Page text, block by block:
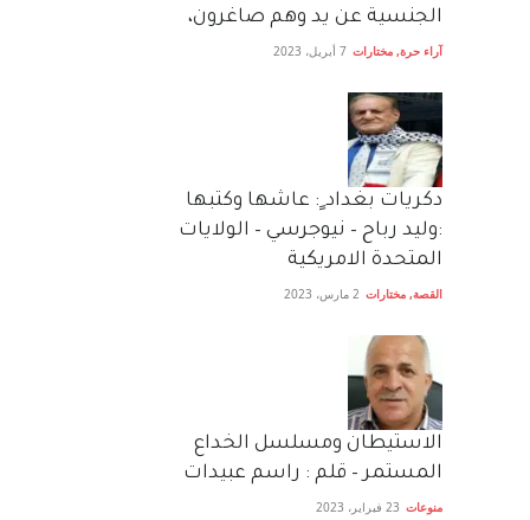
الجنسية عن يد وهم صاغرون،
آراء حرة, مختارات 7 أبريل، 2023
دكريات بغداد ٍ: عاشها وكتبها
:وليد رباح – نيوجرسي – الولايات
المتحدة الامريكية
القصة, مختارات 2 مارس، 2023
الاستيطان ومسلسل الخداع
المستمر – قلم : راسم عبيدات
منوعات 23 فبراير، 2023